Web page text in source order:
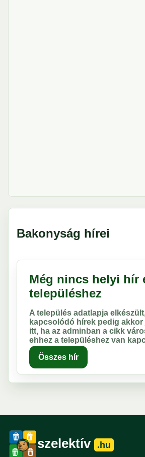
Bakonyság hírei
Még nincs helyi hír
településhez
A település adatlapja
kapcsolódó hírek pedig akkor
itt, ha az adminban a cikk
ehhez a településhez van
Összes hír
szelektív .hu